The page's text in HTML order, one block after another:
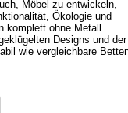
Möbel zu entwickeln,
Ökologie und
komplett ohne Metall
Designs und der
wie vergleichbare